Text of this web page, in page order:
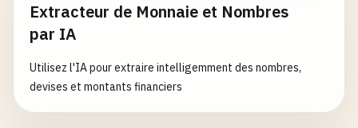
YS3RH5A255B000000
YKL1A41B8MF000001
Extracteur de Monnaie et Nombres
par IA
Utilisez l'IA pour extraire intelligemment des nombres,
devises et montants financiers